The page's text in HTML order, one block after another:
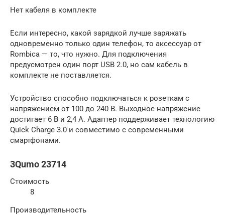
Нет кабеля в комплекте
Если интересно, какой зарядкой лучше заряжать
одновременно только один телефон, то аксессуар от
Rombica — то, что нужно. Для подключения
предусмотрен один порт USB 2.0, но сам кабель в
комплекте не поставляется.
Устройство способно подключаться к розеткам с
напряжением от 100 до 240 В. Выходное напряжение
достигает 6 В и 2,4 А. Адаптер поддерживает технологию
Quick Charge 3.0 и совместимо с современными
смартфонами.
3Qumo 23714
Стоимость
8
Производительность